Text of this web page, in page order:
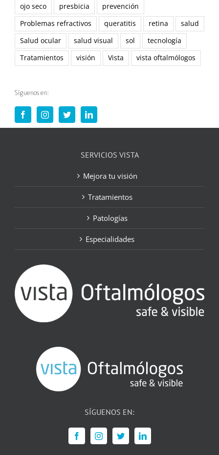
ojo seco
presbicia
prevención
Problemas refractivos
queratitis retina
salud
Salud ocular
salud visual sol
tecnología
Tratamientos
visión Vista vista oftalmólogos
Síguenos en:
SERVICIOS VISTA
Mejora tu visión
Tratamientos
Patologías
Especialidades
SÍGUENOS EN: